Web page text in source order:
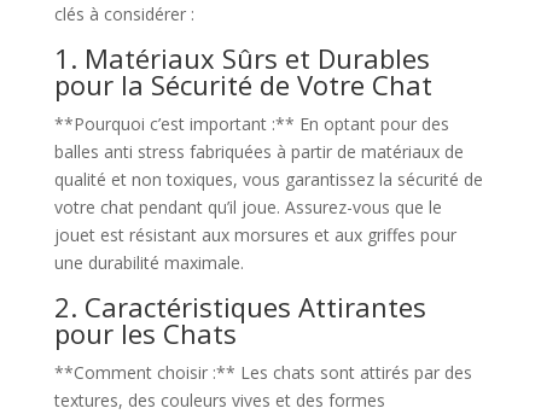
clés à considérer :
1. Matériaux Sûrs et Durables
pour la Sécurité de Votre Chat
**Pourquoi c’est important :** En optant pour des
balles anti stress fabriquées à partir de matériaux de
qualité et non toxiques, vous garantissez la sécurité de
votre chat pendant qu’il joue. Assurez-vous que le
jouet est résistant aux morsures et aux griffes pour
une durabilité maximale.
2. Caractéristiques Attirantes
pour les Chats
**Comment choisir :** Les chats sont attirés par des
textures, des couleurs vives et des formes